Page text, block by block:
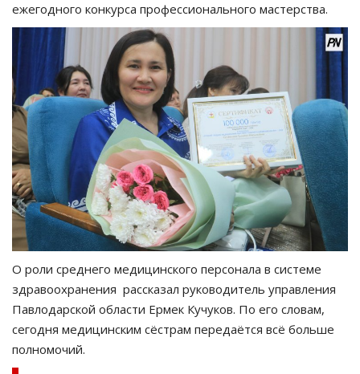
ежегодного конкурса профессионального мастерства.
О роли среднего медицинского персонала в системе
здравоохранения рассказал руководитель управления
Павлодарской области Ермек Кучуков. По его словам,
сегодня медицинским сёстрам передаётся всё больше
полномочий.